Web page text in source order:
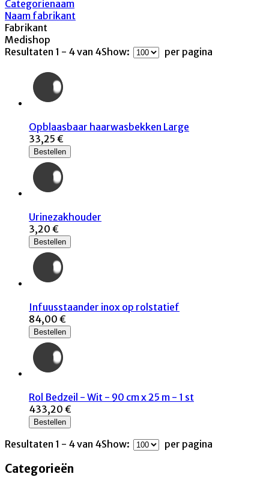
Categorienaam
Naam fabrikant
Fabrikant
Medishop
Resultaten 1 - 4 van 4Show: per pagina
Opblaasbaar haarwasbekken Large
33,25 €
Bestellen
Urinezakhouder
3,20 €
Bestellen
Infuusstaander inox op rolstatief
84,00 €
Bestellen
Rol Bedzeil - Wit - 90 cm x 25 m - 1 st
433,20 €
Bestellen
Resultaten 1 - 4 van 4Show: per pagina
Categorieën